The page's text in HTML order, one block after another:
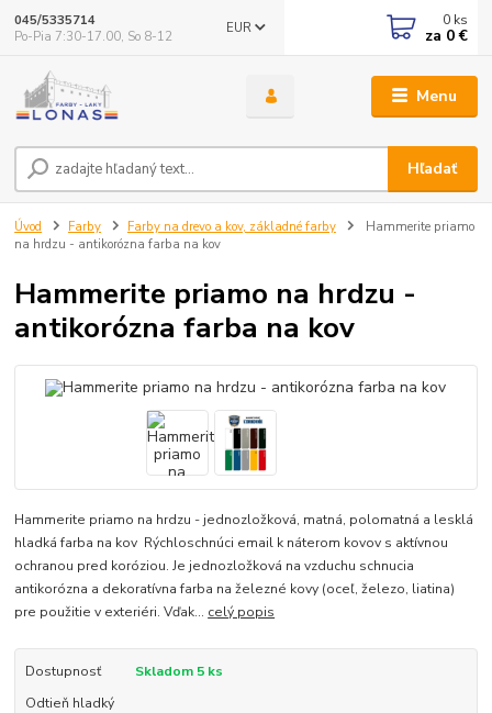
Menu
EUR
Hľadať
045/5335714
Po-Pia 7:30-17.00, So 8-12
0 ks
za 0 €
Úvod Farby Farby na drevo a kov, základné farby
Hammerite priamo
na hrdzu - antikorózna farba na kov
Hammerite priamo na hrdzu -
antikorózna farba na kov
Hammerite priamo na hrdzu - jednozložková, matná, polomatná a lesklá
hladká farba na kov Rýchloschnúci email k náterom kovov s aktívnou
ochranou pred koróziou. Je jednozložková na vzduchu schnucia
antikorózna a dekoratívna farba na železné kovy (oceľ, železo, liatina)
pre použitie v exteriéri. Vďak... celý popis
Dostupnosť
Skladom 5 ks
Odtieň hladký